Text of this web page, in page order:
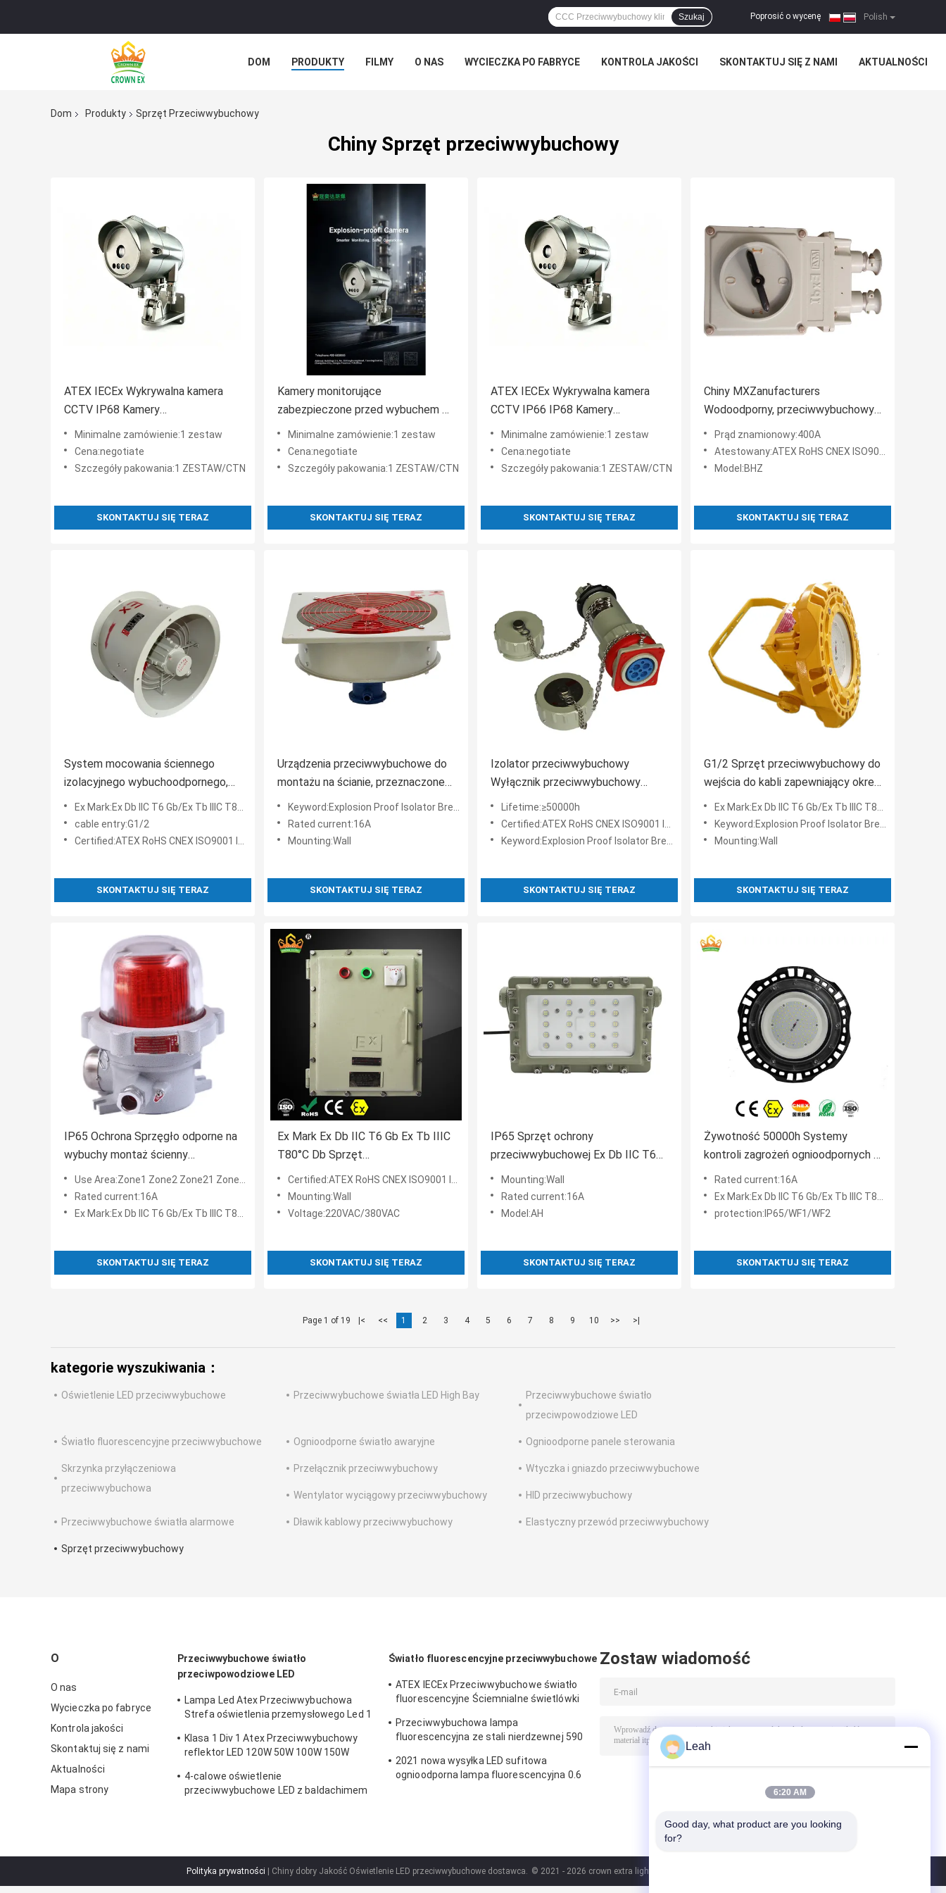
Polish
Poprosić o wycenę |
Szukaj
DOM PRODUKTY FILMY O NAS WYCIECZKA PO FABRYCE KONTROLA JAKOŚCI SKONTAKTUJ SIĘ Z NAMI AKTUALNOŚCI
Dom
Produkty Sprzęt Przeciwwybuchowy
Chiny Sprzęt przeciwwybuchowy
ATEX IECEx Wykrywalna kamera
CCTV IP68 Kamery
bezpieczeństwa ze stali
nierdzewnej dla niebezpiecznych
obszarów ropy naftowej i gazu
Minimalne zamówienie:1 zestaw
Cena:negotiate
Szczegóły pakowania:1 ZESTAW/CTN
SKONTAKTUJ SIĘ TERAZ
Kamery monitorujące
zabezpieczone przed wybuchem w
strefie przemysłu naftowego i
gazowego oraz chemicznego 1/21
Minimalne zamówienie:1 zestaw
Cena:negotiate
Szczegóły pakowania:1 ZESTAW/CTN
SKONTAKTUJ SIĘ TERAZ
ATEX IECEx Wykrywalna kamera
CCTV IP66 IP68 Kamery
zabezpieczające w
niebezpiecznych obszarach ze stali
nierdzewnej do gazu naftowego
Minimalne zamówienie:1 zestaw
Cena:negotiate
Szczegóły pakowania:1 ZESTAW/CTN
SKONTAKTUJ SIĘ TERAZ
Chiny MXZanufacturers
Wodoodporny, przeciwwybuchowy
izolator bezpiecznikowy IP65 do
montażu na ścianie
Prąd znamionowy:400A
Atestowany:ATEX RoHS CNEX ISO9001 ISO14001 ISO45001
Model:BHZ
SKONTAKTUJ SIĘ TERAZ
System mocowania ściennego
izolacyjnego wybuchoodpornego,
przeciwpożarowego, zapewniający
ochronę przeciwpożarową i
ograniczanie zagrożeń
Ex Mark:Ex Db IIC T6 Gb/Ex Tb IIIC T80°C Db
cable entry:G1/2
Certified:ATEX RoHS CNEX ISO9001 ISO14001 ISO45001
SKONTAKTUJ SIĘ TERAZ
Urządzenia przeciwwybuchowe do
montażu na ścianie, przeznaczone
do stref 1, 2, 21, 22, oferujące
żywotność ponad 50 000 godzin
Keyword:Explosion Proof Isolator Breaker
Rated current:16A
Mounting:Wall
SKONTAKTUJ SIĘ TERAZ
Izolator przeciwwybuchowy
Wyłącznik przeciwwybuchowy
Maszyny przeciwwybuchowe
Oznaczenie Ex Ex Db IIC T6 Gb Ex
Tb IIIC T80°C Db Wydajność w
Lifetime:≥50000h
Certified:ATEX RoHS CNEX ISO9001 ISO14001 ISO45001
Keyword:Explosion Proof Isolator Breaker
SKONTAKTUJ SIĘ TERAZ
G1/2 Sprzęt przeciwwybuchowy do
wejścia do kabli zapewniający okres
eksploatacji powyżej 50000 godzin,
nadający się do użytku w
środowiskach zagrożonych
Ex Mark:Ex Db IIC T6 Gb/Ex Tb IIIC T80°C Db
Keyword:Explosion Proof Isolator Breaker
Mounting:Wall
SKONTAKTUJ SIĘ TERAZ
IP65 Ochrona Sprzęgło odporne na
wybuchy montaż ścienny
zapewniający bezpieczeństwo i
trwałość w niebezpiecznych
miejscach przemysłowych
Use Area:Zone1 Zone2 Zone21 Zone22
Rated current:16A
Ex Mark:Ex Db IIC T6 Gb/Ex Tb IIIC T80°C Db
SKONTAKTUJ SIĘ TERAZ
Ex Mark Ex Db IIC T6 Gb Ex Tb IIIC
T80°C Db Sprzęt
przeciwwybuchowy przeznaczony
do strefy 1 strefy 2 strefy 21
strefy 22 z żywotnością 50000h i
Certified:ATEX RoHS CNEX ISO9001 ISO14001 ISO45001
Mounting:Wall
Voltage:220VAC/380VAC
SKONTAKTUJ SIĘ TERAZ
IP65 Sprzęt ochrony
przeciwwybuchowej Ex Db IIC T6
Gb Ex Tb IIIC T80°C Db Systemy
bezpieczeństwa dla środowisk
niebezpiecznych
Mounting:Wall
Rated current:16A
Model:AH
SKONTAKTUJ SIĘ TERAZ
Żywotność 50000h Systemy
kontroli zagrożeń ognioodpornych z
ochroną IP65 WF1 WF2
Zapewniające bezpieczeństwo w
środowiskach niebezpiecznych
Rated current:16A
Ex Mark:Ex Db IIC T6 Gb/Ex Tb IIIC T80°C Db
protection:IP65/WF1/WF2
SKONTAKTUJ SIĘ TERAZ
Page 1 of 19 |< << 1 2 3 4 5 6 7 8 9 10 >> >|
kategorie wyszukiwania：
Oświetlenie LED przeciwwybuchowe Przeciwwybuchowe światła LED High Bay
Przeciwwybuchowe światło
przeciwpowodziowe LED
Światło fluorescencyjne przeciwwybuchowe Ognioodporne światło awaryjne Ognioodporne panele sterowania
Skrzynka przyłączeniowa
przeciwwybuchowa
Przełącznik przeciwwybuchowy Wtyczka i gniazdo przeciwwybuchowe
Wentylator wyciągowy przeciwwybuchowy HID przeciwwybuchowy
Przeciwwybuchowe światła alarmowe Dławik kablowy przeciwwybuchowy Elastyczny przewód przeciwwybuchowy
Sprzęt przeciwwybuchowy
O
O nas
Wycieczka po fabryce
Kontrola jakości
Skontaktuj się z nami
Aktualności
Mapa strony
Przeciwwybuchowe światło
przeciwpowodziowe LED
Lampa Led Atex Przeciwwybuchowa
Strefa oświetlenia przemysłowego Led 1
Klasa 1 Div 1 Atex Przeciwwybuchowy
reflektor LED 120W 50W 100W 150W
4-calowe oświetlenie
przeciwwybuchowe LED z baldachimem
Światło fluorescencyjne przeciwwybuchowe
ATEX IECEx Przeciwwybuchowe światło
fluorescencyjne Ściemnialne świetlówki
Przeciwwybuchowa lampa
fluorescencyjna ze stali nierdzewnej 590
2021 nowa wysyłka LED sufitowa
ognioodporna lampa fluorescencyjna 0.6
Zostaw wiadomość
Polityka prywatności | Chiny dobry Jakość Oświetlenie LED przeciwwybuchowe dostawca. © 2021 - 2026 crown extra lighting co. ltd. All Rights Reserved.
Leah
6:20 AM
Good day, what product are you looking
for?